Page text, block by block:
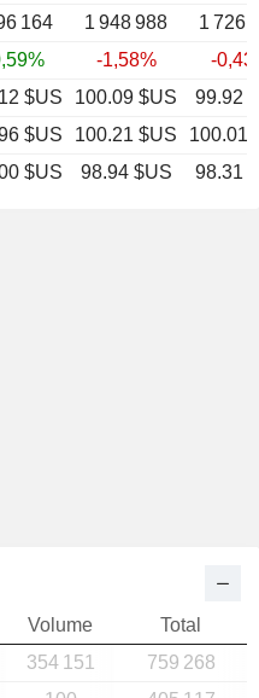
164 1 948 988
1 726
-1,58%
-
$US 100.09 $US
99.92
$US 100.21 $US
100.01
$US 98.94 $US 98.31
Volume
Total
354 151
759 268